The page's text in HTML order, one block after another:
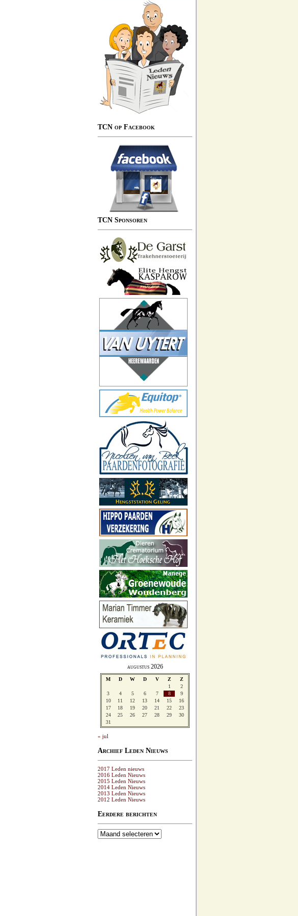
TCN op Facebook
TCN Sponsoren
augustus 2026
M D W D V Z
Z
1
2
3
4 5 6 7 8
9
10
11 12 13 14 15
16
17
18 19 20 21 22
23
24
25 26 27 28 29
30
31
« jul
Archief Leden Nieuws
2017 Leden nieuws
2016 Leden Nieuws
2015 Leden Nieuws
2014 Leden Nieuws
2013 Leden Nieuws
2012 Leden Nieuws
Eerdere berichten
Eerdere
berichten